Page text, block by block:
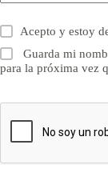
Acepto y estoy
Guarda mi
para la próxima vez